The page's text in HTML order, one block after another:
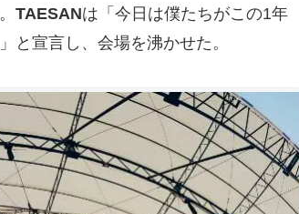
TAESANは「今日は僕たちがこの1年
と宣言し、会場を沸かせた。